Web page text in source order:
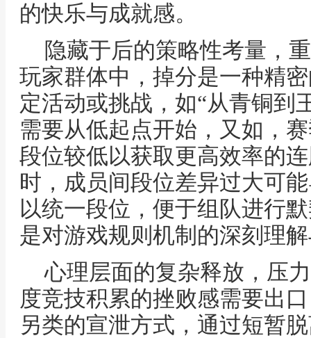
的快乐与成就感。
隐藏于后的策略性考量，
玩家群体中，掉分是一种精
定活动或挑战，如“从青铜到
需要从低起点开始，又如，
段位较低以获取更高效率的
时，成员间段位差异过大可
以统一段位，便于组队进行
是对游戏规则机制的深刻理
心理层面的复杂释放，压
度竞技积累的挫败感需要出
另类的宣泄方式，通过短暂